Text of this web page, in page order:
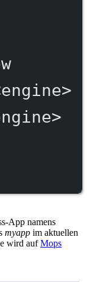
App namens
myapp im aktuellen
wird aufMops